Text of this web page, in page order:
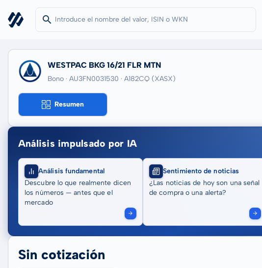
WESTPAC BKG 16/21 FLR MTN
Bono · AU3FN0031530 · A182CQ (XASX)
Resumen
Análisis impulsado por IA
Análisis fundamental
Descubre lo que realmente dicen
los números — antes que el
mercado
Sentimiento de noticias
¿Las noticias de hoy son una señal
de compra o una alerta?
Sin cotización